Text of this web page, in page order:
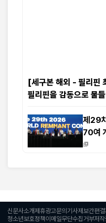
[세구본 해외 - 필리핀
필리핀을 감동으로 물
제29
70여
신문사소개제휴광고문의기사제보간편결
청소년보호정책이메일무단수집거부저